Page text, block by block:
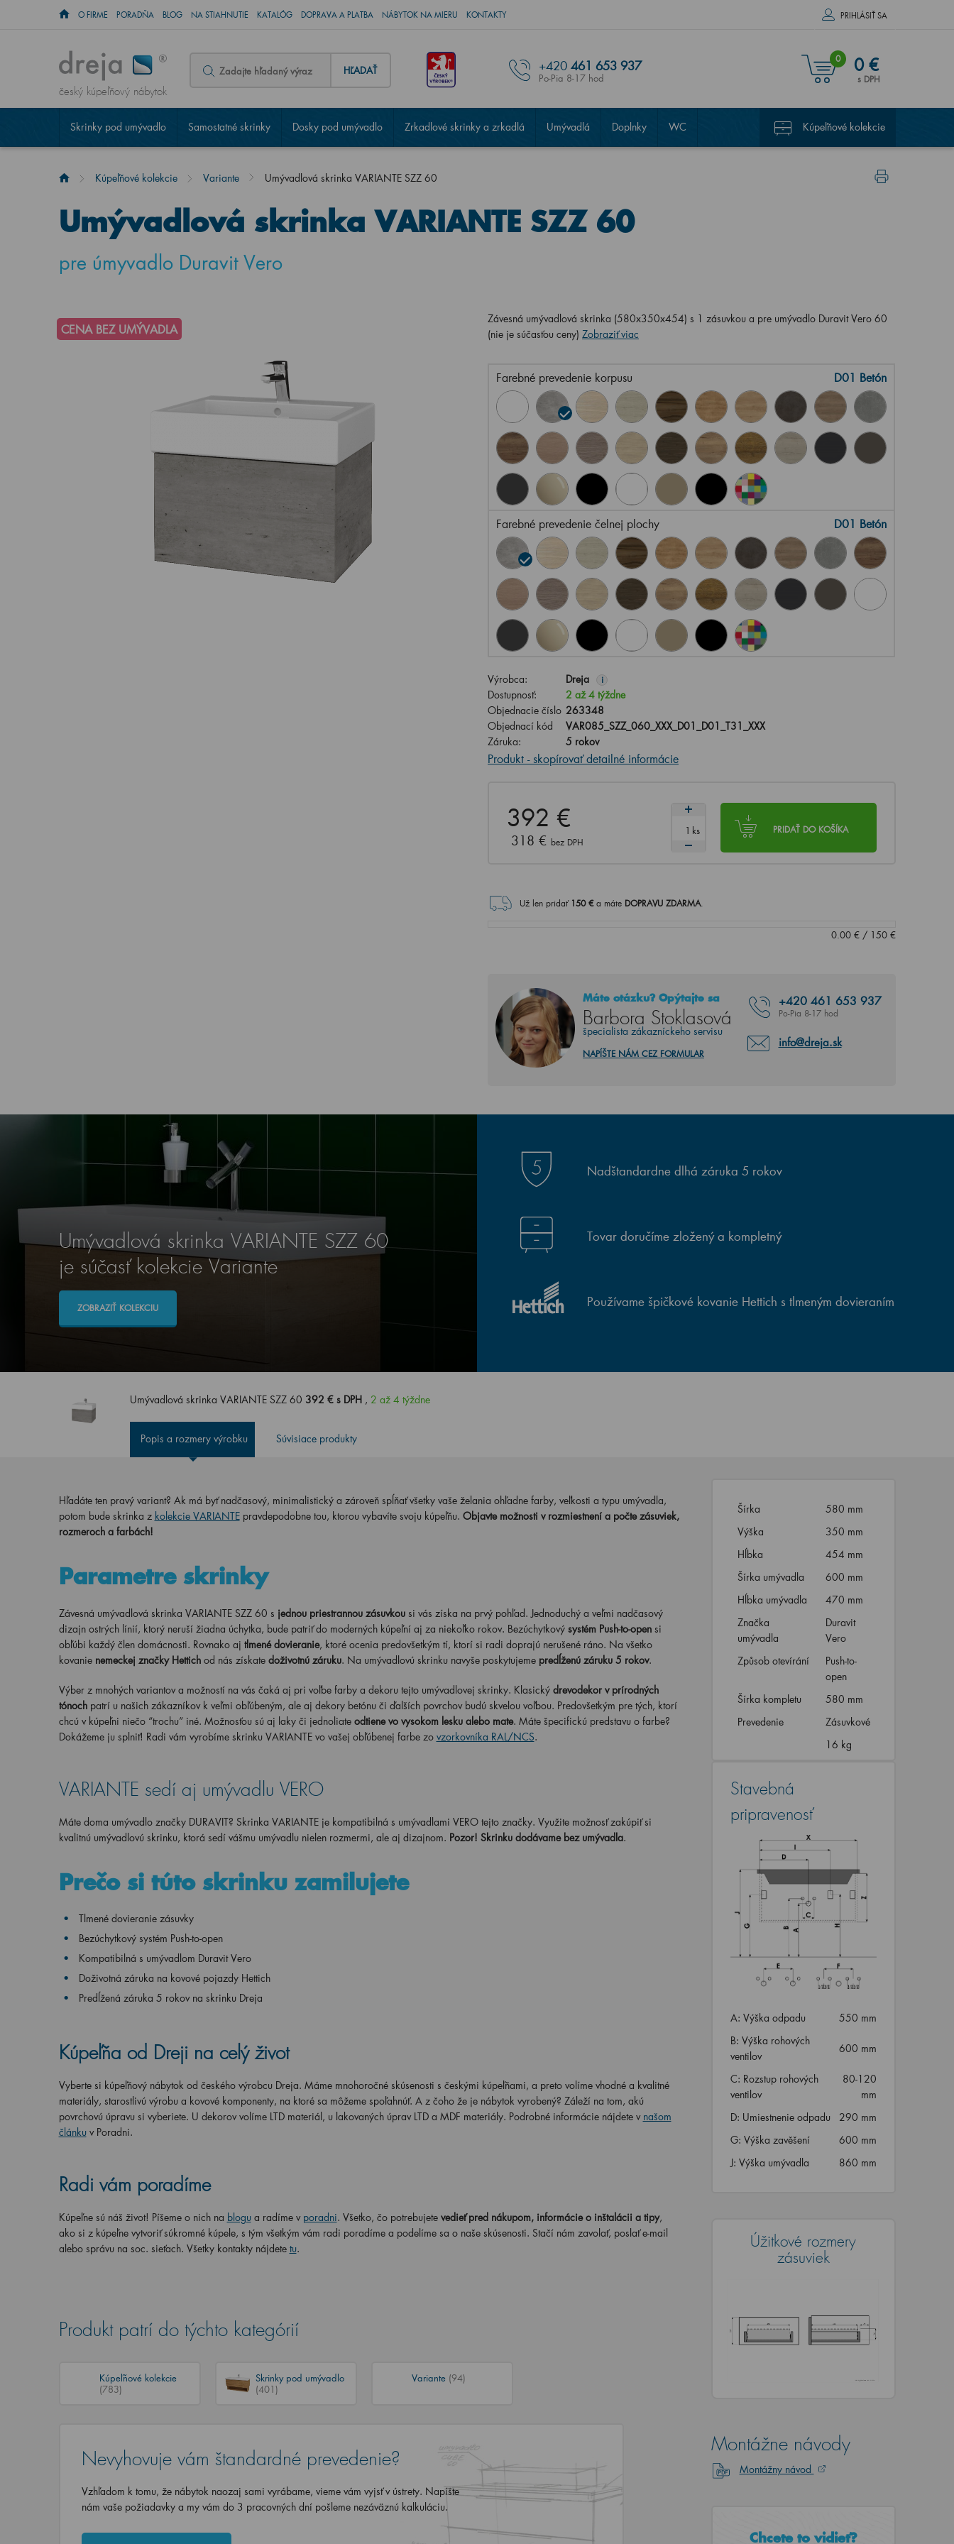
O FIRME PORADŇA BLOG NA STIAHNUTIE KATALÓG DOPRAVA A PLATBA NÁBYTOK NA MIERU KONTAKTY PRIHLÁSIŤ SA
český kúpeľňový nábytok
HĽADAŤ +420 461 653 937
Po-Pia 8-17 hod
0 0 €
s DPH
Skrinky pod umývadlo Samostatné skrinky Dosky pod umývadlo Zrkadlové skrinky a zrkadlá Umývadlá Doplnky WC Kúpeľňové kolekcie
Kúpeľňové kolekcie Variante Umývadlová skrinka VARIANTE SZZ 60
Umývadlová skrinka VARIANTE SZZ 60
pre úmyvadlo Duravit Vero
CENA BEZ UMÝVADLA
Závesná umývadlová skrinka (580x350x454) s 1 zásuvkou a pre umývadlo Duravit Vero 60
(nie je súčasťou ceny) Zobraziť viac
Farebné prevedenie korpusu D01 Betón
Farebné prevedenie čelnej plochy D01 Betón
Výrobca: Dreja i
Dostupnosť:
2 až 4 týždne
Objednacie číslo 263348
Objednací kód
VAR085_SZZ_060_XXX_D01_D01_T31_XXX
Záruka:
5 rokov
Produkt - skopírovať detailné informácie
392 €
318 € bez DPH
PRIDAŤ DO KOŠÍKA
ks
Už len pridať 150€ a máte DOPRAVU ZDARMA.
0.00€/ 150€
Máte otázku? Opýtajte sa
Barbora Stoklasová
špecialista zákazníckeho servisu
+420 461 653 937
Po-Pia 8-17 hod
info@dreja.sk
NAPÍŠTE NÁM CEZ FORMULAR
Umývadlová skrinka VARIANTE SZZ 60
je súčasť kolekcie Variante
ZOBRAZIŤ KOLEKCIU
Nadštandardne dlhá záruka 5 rokov
Tovar doručíme zložený a kompletný
Používame špičkové kovanie Hettich s tlmeným dovieraním
Umývadlová skrinka VARIANTE SZZ 60 392 € s DPH , 2 až 4 týždne
Popis a rozmery výrobku Súvisiace produkty
Hľadáte ten pravý variant? Ak má byť nadčasový, minimalistický a zároveň spĺňať všetky vaše želania ohľadne farby, veľkosti a typu umývadla,
potom bude skrinka z kolekcie VARIANTE pravdepodobne tou, ktorou vybavíte svoju kúpeľňu. Objavte možnosti v rozmiestnení a počte zásuviek,
rozmeroch a farbách!
Parametre skrinky
Závesná umývadlová skrinka VARIANTE SZZ 60 s jednou priestrannou zásuvkou si vás získa na prvý pohľad. Jednoduchý a veľmi nadčasový
dizajn ostrých línií, ktorý neruší žiadna úchytka, bude patriť do moderných kúpeľní aj za niekoľko rokov. Bezúchytkový systém Push-to-open si
obľúbi každý člen domácnosti. Rovnako aj tlmené dovieranie, ktoré ocenia predovšetkým tí, ktorí si radi doprajú nerušené ráno. Na všetko
kovanie nemeckej značky Hettichod nás získate doživotnú záruku. Na umývadlovú skrinku navyše poskytujeme predĺženú záruku 5 rokov.
Výber z mnohých variantov a možností na vás čaká aj pri voľbe farby a dekoru tejto umývadlovej skrinky. Klasický drevodekor v prírodných
tónoch patrí u našich zákazníkov k veľmi obľúbeným, ale aj dekory betónu či ďalších povrchov budú skvelou voľbou. Predovšetkým pre tých, ktorí
chcú v kúpeľni niečo “trochu” iné. Možnosťou sú aj laky či jednoliate odtiene vo vysokom lesku alebo mate. Máte špecifickú predstavu o farbe?
Dokážeme ju splniť! Radi vám vyrobíme skrinku VARIANTE vo vašej obľúbenej farbe zo vzorkovníka RAL/NCS.
VARIANTE sedí aj umývadlu VERO
Máte doma umývadlo značky DURAVIT? Skrinka VARIANTE je kompatibilná s umývadlami VERO tejto značky. Využite možnosť zakúpiť si
kvalitnú umývadlovú skrinku, ktorá sedí vášmu umývadlu nielen rozmermi, ale aj dizajnom. Pozor! Skrinku dodávame bez umývadla.
Prečo si túto skrinku zamilujete
Tlmené dovieranie zásuvky
Bezúchytkový systém Push-to-open
Kompatibilná s umývadlom Duravit Vero
Doživotná záruka na kovové pojazdy Hettich
Predĺžená záruka 5 rokov na skrinku Dreja
Kúpeľňa od Dreji na celý život
Vyberte si kúpeľňový nábytok od českého výrobcu Dreja. Máme mnohoročné skúsenosti s českými kúpeľňami, a preto volíme vhodné a kvalitné
materiály, starostlivú výrobu a kovové komponenty, na ktoré sa môžeme spoľahnúť. A z čoho že je nábytok vyrobený? Záleží na tom, akú
povrchovú úpravu si vyberiete. U dekorov volíme LTD materiál, u lakovaných úprav LTD a MDF materiály. Podrobné informácie nájdete v našom
článku v Poradni.
Radi vám poradíme
Kúpeľne sú náš život! Píšeme o nich na blogu a radíme v poradni. Všetko, čo potrebujete vedieť pred nákupom, informácie o inštalácii a tipy,
ako si z kúpeľne vytvoriť súkromné kúpele, s tým všetkým vám radi poradíme a podelíme sa o naše skúsenosti. Stačí nám zavolať, poslať e-mail
alebo správu na soc. sieťach. Všetky kontakty nájdete tu.
Produkt patrí do týchto kategórií
Kúpeľňové kolekcie
(783)
Skrinky pod umývadlo
(401)
Variante (94)
Nevyhovuje vám štandardné prevedenie?
Vzhľadom k tomu, že nábytok naozaj sami vyrábame, vieme vám vyjsť v ústrety. Napíšte
nám vaše požiadavky a my vám do 3 pracovných dní pošleme nezáväznú kalkuláciu.
Šírka
580 mm
Výška
350 mm
Hĺbka
454 mm
Šírka umývadla
600 mm
Hĺbka umývadla
470 mm
Značka
umývadla
Duravit
Vero
Způsob otevírání
Push-to-
open
Šírka kompletu
580 mm
Prevedenie
Zásuvkové
16 kg
Stavebná
pripravenosť
A: Výška odpadu
550 mm
B: Výška rohových
ventilov
600 mm
C: Rozstup rohových
ventilov
80-120
mm
D: Umiestnenie odpadu
290 mm
G: Výška zavěšení
600 mm
J: Výška umývadla
860 mm
Úžitkové rozmery
zásuviek
Montážne návody
Montážny návod
Chcete to vidieť?